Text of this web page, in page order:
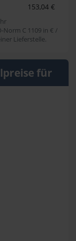
153,04 €
Norm C 1109 in € /
Lieferstelle.
für